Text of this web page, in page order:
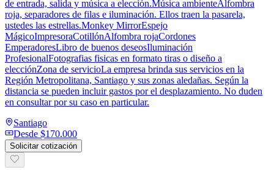
de entrada, salida y música a elección.Música ambienteAlfombra
roja, separadores de filas e iluminación. Ellos traen la pasarela,
ustedes las estrellas.Monkey MirrorEspejo
MágicoImpresoraCotillónAlfombra rojaCordones
EmperadoresLibro de buenos deseosIluminación
ProfesionalFotografias fisicas en formato tiras o diseño a
elecciónZona de servicioLa empresa brinda sus servicios en la
Región Metropolitana, Santiago y sus zonas aledañas. Según la
distancia se pueden incluir gastos por el desplazamiento. No duden
en consultar por su caso en particular.
Santiago
Desde $170.000
Solicitar cotización